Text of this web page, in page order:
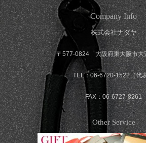
Company Info
株式会社ナダヤ
〒577-0824 大阪府東大阪市大
TEL：06-6720-1522（代
FAX：06-6727-8261
Other Service